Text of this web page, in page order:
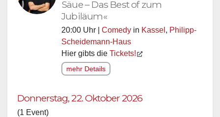
Säue – Das Best of zum
Jubiläum«
20:00 Uhr | Comedy in Kassel , Philipp-
Scheidemann-Haus
Hier gibts die Tickets!
mehr Details
Donnerstag, 22. Oktober 2026
(1 Event)